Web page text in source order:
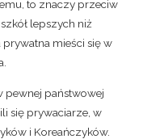
to znaczy przeciw
lepszych niż
prywatna mieści się w
pewnej państwowej
się prywaciarze, w
i Koreańczyków.